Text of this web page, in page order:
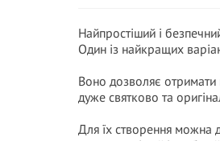
Найпростіший і
Один із найкращих
Воно дозволяє
дуже святково та
Для їх створення можна